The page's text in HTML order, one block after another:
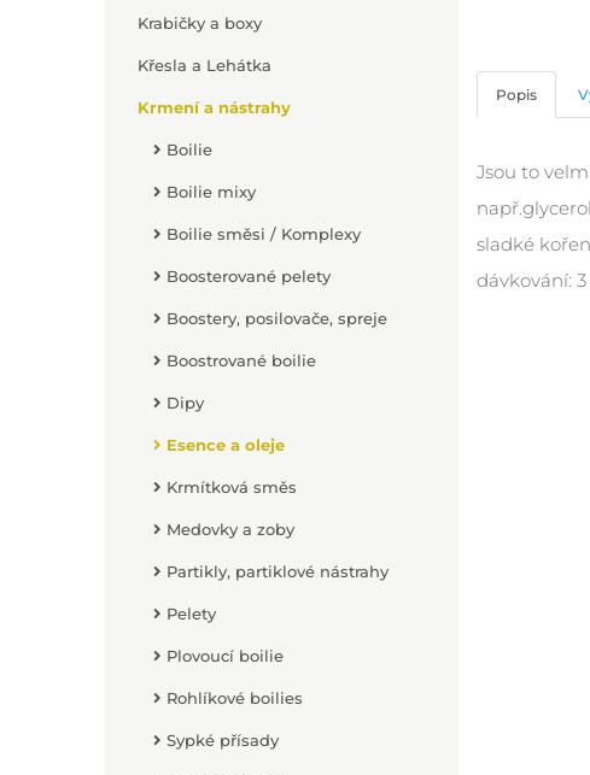
Krabičky a boxy
Křesla a Lehátka
Krmení a nástrahy
Boilie
Boilie mixy
Boilie směsi / Komplexy
Boosterované pelety
Boostery, posilovače, spreje
Boostrované boilie
Dipy
Esence a oleje
Krmítková směs
Medovky a zoby
Partikly, partiklové nástrahy
Pelety
Plovoucí boilie
Rohlíkové boilies
Sypké přísady
Popis
Jsou to
sladké
dávkování: